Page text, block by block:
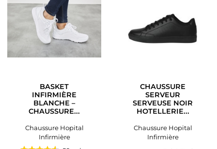
BASKET
INFIRMIÈRE
BLANCHE –
CHAUSSURE...
Chaussure Hopital
Infirmière
CHAUSSURE
SERVEUR
SERVEUSE NOIR
HOTELLERIE...
Chaussure Hopital
Infirmière